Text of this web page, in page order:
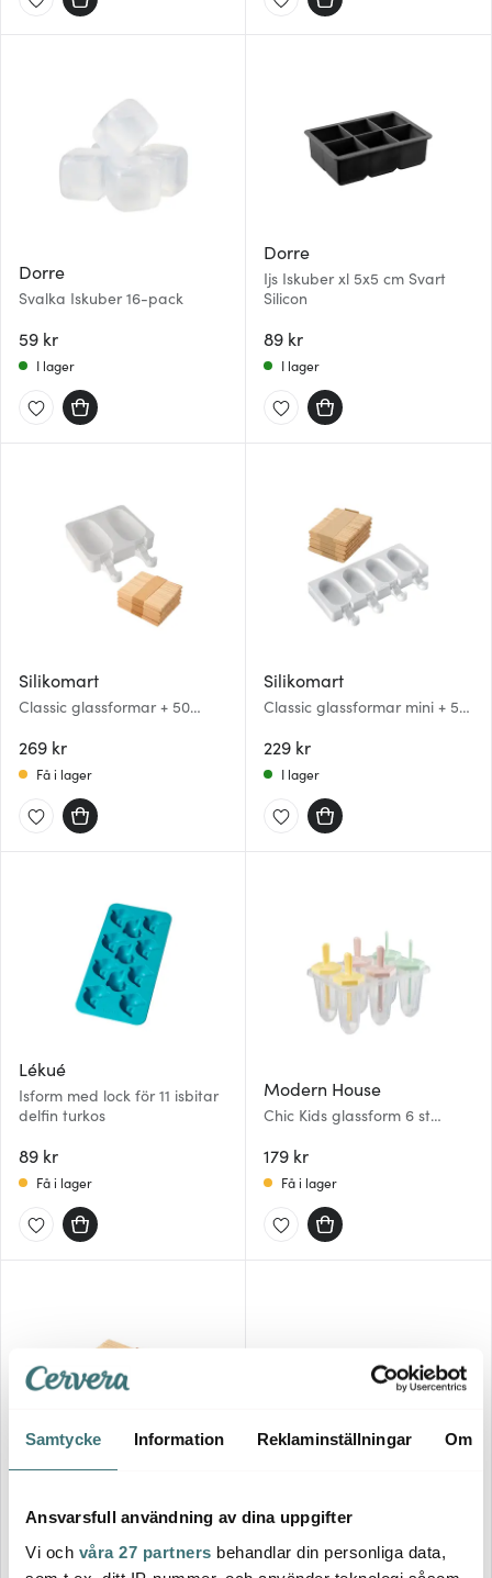
Samtycke Information Reklaminställningar Om
Ansvarsfull användning av dina uppgifter
Vi och våra 27 partners behandlar din personliga data,
Dorre
Svalka Iskuber 16-pack
59 kr
I lager
Dorre
Ijs Iskuber xl 5x5 cm Svart
Silicon
89 kr
I lager
Silikomart
Classic glassformar + 50
269 kr
Få i lager
Silikomart
Classic glassformar mini + 50
229 kr
I lager
Lékué
Isform med lock för 11 isbitar
delfin turkos
89 kr
Få i lager
Modern House
Chic Kids glassform 6 st
179 kr
Få i lager
Träpinnar för glass 11,3x1 cm
100-pack
49 kr
Isform Runda isklot 6 cm
119 kr